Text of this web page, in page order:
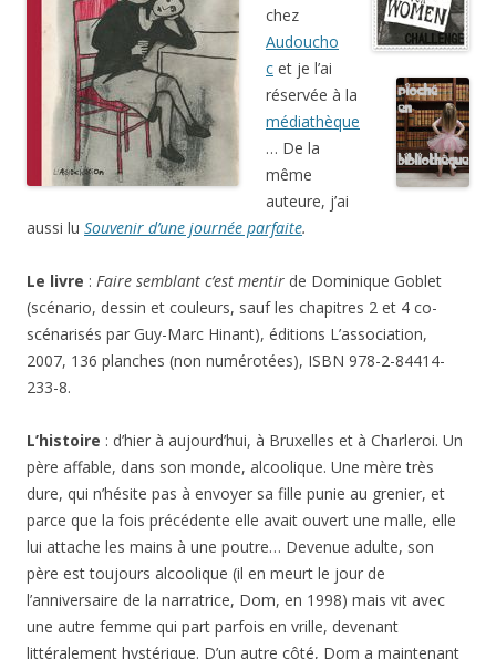
chez
Audoucho
c et je l’ai
réservée à la
médiathèque
… De la
même
auteure, j’ai
aussi lu Souvenir d’une journée parfaite.
Le livre : Faire semblant c’est mentir de Dominique Goblet
(scénario, dessin et couleurs, sauf les chapitres 2 et 4 co-
scénarisés par Guy-Marc Hinant), éditions L’association,
2007, 136 planches (non numérotées), ISBN 978-2-84414-
233-8.
L’histoire : d’hier à aujourd’hui, à Bruxelles et à Charleroi. Un
père affable, dans son monde, alcoolique. Une mère très
dure, qui n’hésite pas à envoyer sa fille punie au grenier, et
parce que la fois précédente elle avait ouvert une malle, elle
lui attache les mains à une poutre… Devenue adulte, son
père est toujours alcoolique (il en meurt le jour de
l’anniversaire de la narratrice, Dom, en 1998) mais vit avec
une autre femme qui part parfois en vrille, devenant
littéralement hystérique. D’un autre côté, Dom a maintenant